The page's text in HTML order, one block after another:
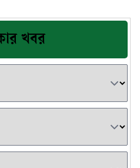
খবর